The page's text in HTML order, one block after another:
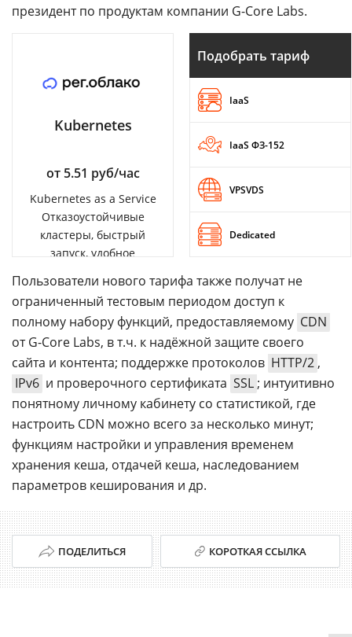
президент по продуктам компании G-Core Labs.
Kubernetes
от 5.51 руб/час
Kubernetes as a Service
Отказоустойчивые
кластеры, быстрый
запуск, удобное
Подобрать тариф
IaaS
IaaS ФЗ-152
VPSVDS
Dedicated
Пользователи нового тарифа также получат не
ограниченный тестовым периодом доступ к
полному набору функций, предоставляемому CDN
от G-Core Labs, в т.ч. к надёжной защите своего
сайта и контента; поддержке протоколов HTTP/2 ,
IPv6 и проверочного сертификата SSL ; интуитивно
понятному личному кабинету со статистикой, где
настроить CDN можно всего за несколько минут;
функциям настройки и управления временем
хранения кеша, отдачей кеша, наследованием
параметров кеширования и др.
ПОДЕЛИТЬСЯ КОРОТКАЯ ССЫЛКА